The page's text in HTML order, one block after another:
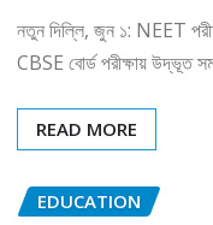
নতুন দিল্লি, জুন ১: NEET
CBSE বোর্ড পরীক্ষায় উদ্ভূত
READ MORE
EDUCATION